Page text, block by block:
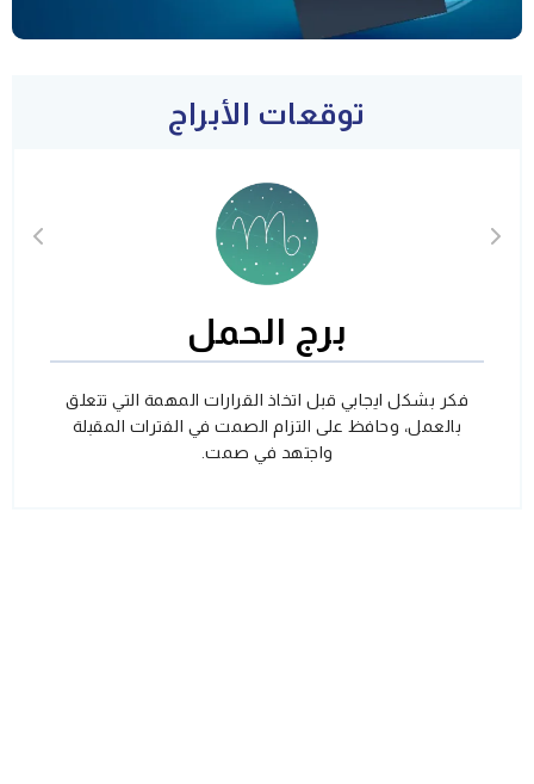
توقعات الأبراج
برج الحمل
فكر بشكل ايجابي قبل اتخاذ القرارات المهمة التي تتعلق
بالعمل، وحافظ على التزام الصمت في الفترات المقبلة
واجتهد في صمت.